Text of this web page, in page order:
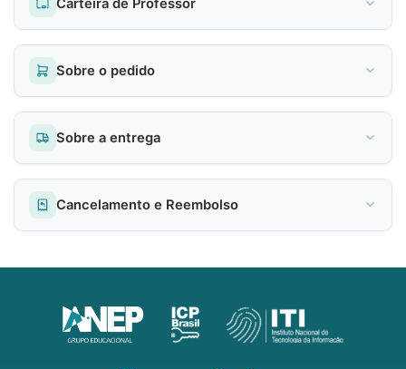
Carteira de Professor
Sobre o pedido
Sobre a entrega
Cancelamento e Reembolso